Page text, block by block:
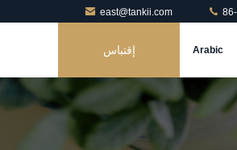
east@tankii.com
Arabic إقتباس